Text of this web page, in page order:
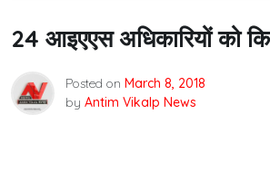
24 आइएएस अधिकारियों को
Posted on March 8, 2018
by Antim Vikalp News